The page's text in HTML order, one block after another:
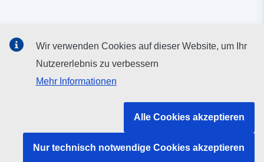
Suche nach EUSocial-Media-Kanäle
Organe und Einrichtungen der EU
Wir verwenden Cookies auf dieser Website, um Ihr
Nutzererlebnis zu verbessern
Mehr Informationen
Alle Cookies akzeptieren
Nur technisch notwendige Cookies akzeptieren